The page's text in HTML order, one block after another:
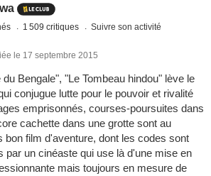
1 509 critiques Suivre son activité
le 17 septembre 2015
Bengale", "Le Tombeau hindou" lève le
conjugue lutte pour le pouvoir et rivalité
emprisonnés, courses-poursuites dans
cachette dans une grotte sont au
bon film d'aventure, dont les codes sont
par un cinéaste qui use là d'une mise en
mais toujours en mesure de